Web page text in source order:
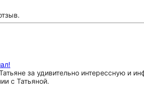
за удивительно интерессную и
с Татьяной.